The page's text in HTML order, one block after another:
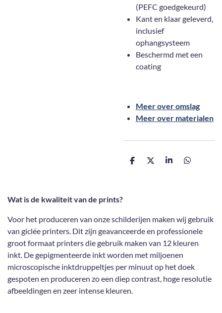
(PEFC goedgekeurd)
Kant en klaar geleverd,
inclusief
ophangsysteem
Beschermd met een
coating
Meer over omslag
Meer over materialen
D
D
S
D
Wat is de kwaliteit van de prints?
Voor het produceren van onze schilderijen maken wij gebruik
van giclée printers. Dit zijn geavanceerde en professionele
groot formaat printers die gebruik maken van 12 kleuren
inkt. De gepigmenteerde inkt worden met miljoenen
microscopische inktdruppeltjes per minuut op het doek
gespoten en produceren zo een diep contrast, hoge resolutie
afbeeldingen en zeer intense kleuren.